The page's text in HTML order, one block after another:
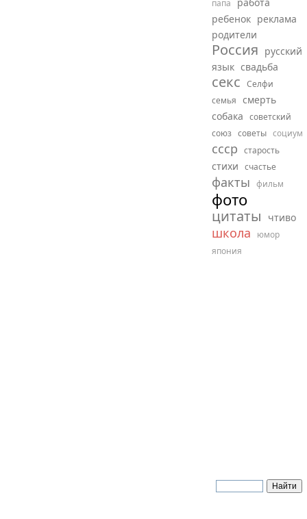
папа
ребенок реклама
родители
Россия русский
язык свадьба
секс Селфи
семья смерть
собака советский
союз советы социум
ссср старость
стихи счастье
факты фильм
фото
цитаты чтиво
школа
юмор
япония